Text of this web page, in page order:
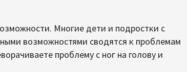
Многие дети и подростки с
возможностями сводятся к проблемам
проблему с ног на голову и